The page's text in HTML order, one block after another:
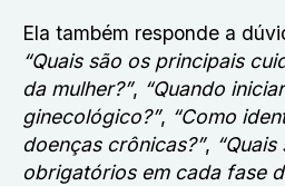
Ela também responde a
“Quais são os principais
da mulher?”, “Quando
ginecológico?”, “Como
doenças crônicas?”,
obrigatórios em cada fase